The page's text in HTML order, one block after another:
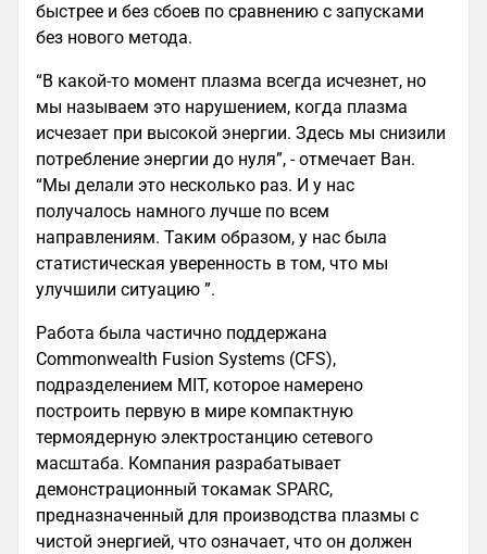
быстрее и без сбоев по сравнению с запусками
без нового метода.
“В какой-то момент плазма всегда исчезнет, но
мы называем это нарушением, когда плазма
исчезает при высокой энергии. Здесь мы снизили
потребление энергии до нуля”, - отмечает Ван.
“Мы делали это несколько раз. И у нас
получалось намного лучше по всем
направлениям. Таким образом, у нас была
статистическая уверенность в том, что мы
улучшили ситуацию ”.
Работа была частично поддержана
Commonwealth Fusion Systems (CFS),
подразделением MIT, которое намерено
построить первую в мире компактную
термоядерную электростанцию сетевого
масштаба. Компания разрабатывает
демонстрационный токамак SPARC,
предназначенный для производства плазмы с
чистой энергией, что означает, что он должен